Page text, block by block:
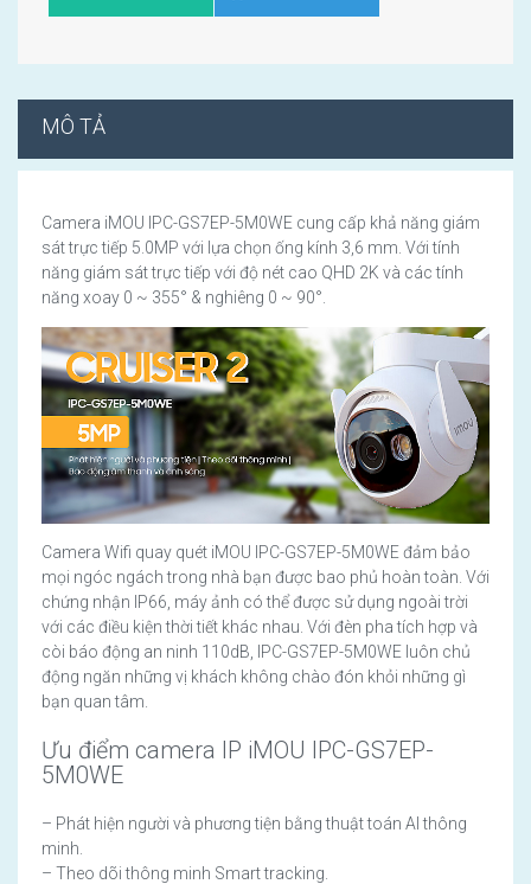
MÔ TẢ
Camera iMOU IPC-GS7EP-5M0WE cung cấp khả năng giám
sát trực tiếp 5.0MP với lựa chọn ống kính 3,6 mm. Với tính
năng giám sát trực tiếp với độ nét cao QHD 2K và các tính
năng xoay 0 ~ 355° & nghiêng 0 ~ 90°.
Camera Wifi quay quét iMOU IPC-GS7EP-5M0WE đảm bảo
mọi ngóc ngách trong nhà bạn được bao phủ hoàn toàn. Với
chứng nhận IP66, máy ảnh có thể được sử dụng ngoài trời
với các điều kiện thời tiết khác nhau. Với đèn pha tích hợp và
còi báo động an ninh 110dB, IPC-GS7EP-5M0WE luôn chủ
động ngăn những vị khách không chào đón khỏi những gì
bạn quan tâm.
Ưu điểm camera IP iMOU IPC-GS7EP-
5M0WE
– Phát hiện người và phương tiện bằng thuật toán AI thông
minh.
– Theo dõi thông minh Smart tracking.